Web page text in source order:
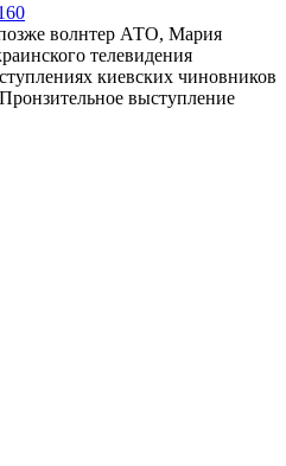
0
волнтер АТО, Мария
телевидения
киевских чиновников
выступление